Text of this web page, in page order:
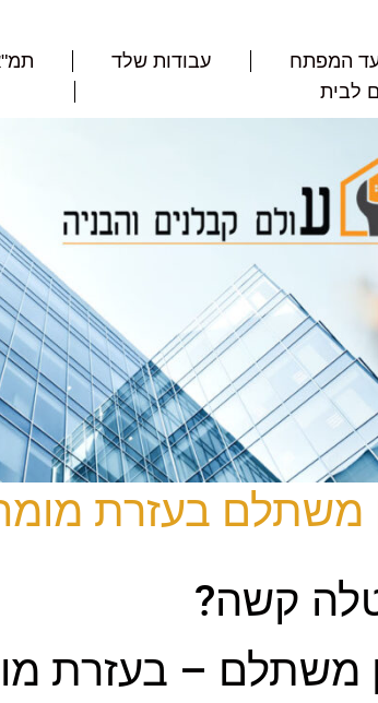
עד המפתח עבודות שלד
לבית
משתלם בעזרת
קשה?
משתלם – בעזרת